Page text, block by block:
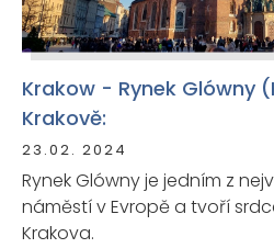
Krakow - Rynek Glówny
Krakově:
23.02. 2024
Rynek Glówny je jedním z
náměstí v Evropě a tvoří
Krakova.